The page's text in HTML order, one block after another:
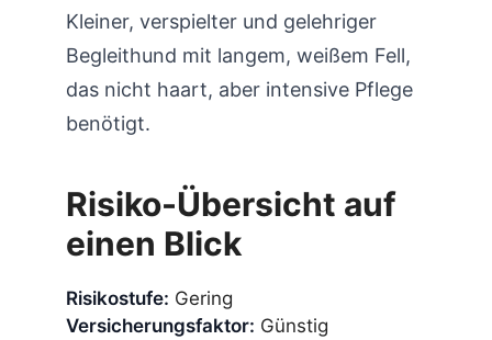
Kleiner, verspielter und gelehriger
Begleithund mit langem, weißem Fell,
das nicht haart, aber intensive Pflege
benötigt.
Risiko-Übersicht auf
einen Blick
Risikostufe: Gering
Versicherungsfaktor: Günstig